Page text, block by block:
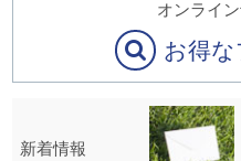
オンライ
お得
新着情報